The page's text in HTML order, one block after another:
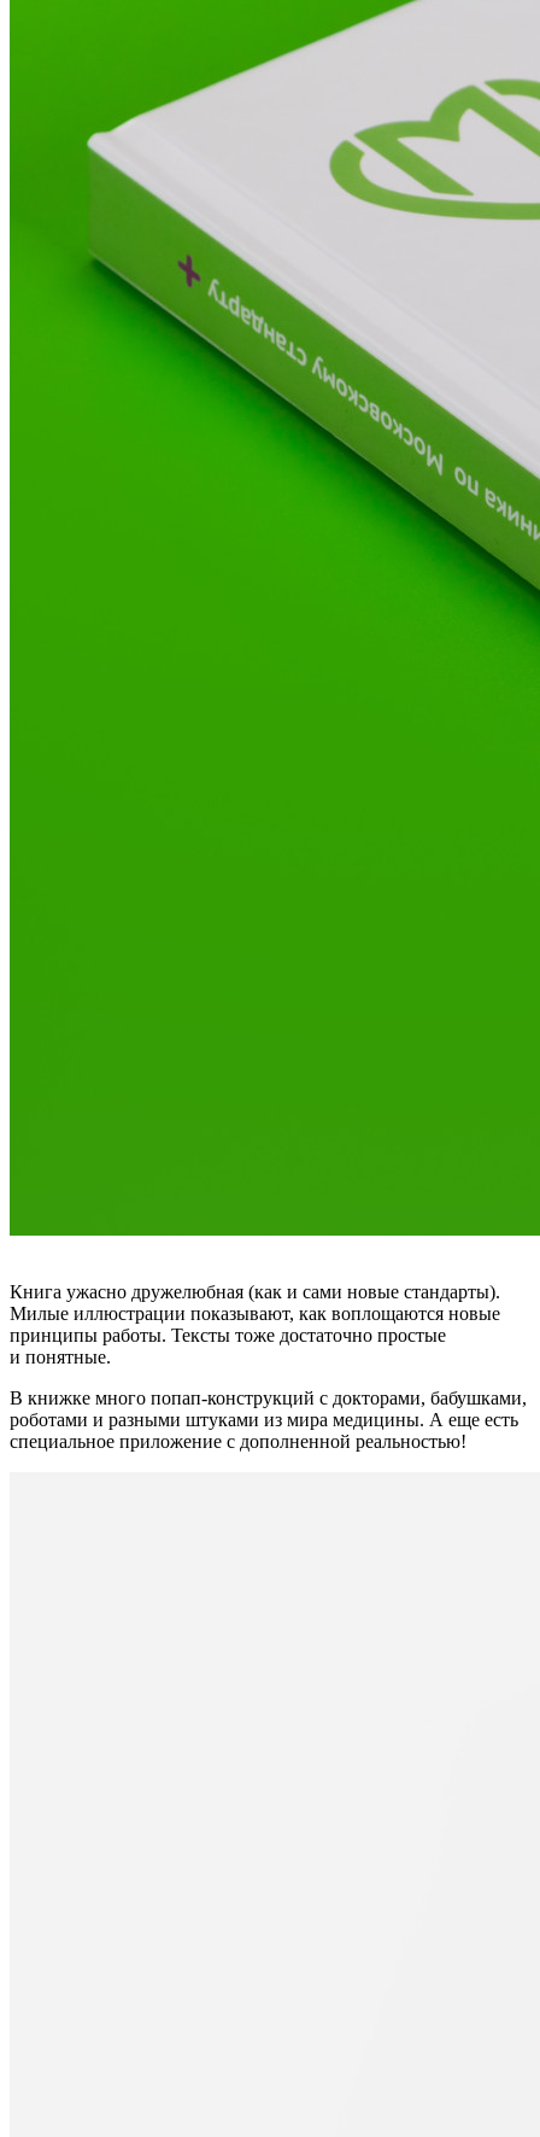
Книга ужасно дружелюбная (как и сами новые стандарты).
Милые иллюстрации показывают, как воплощаются новые
принципы работы. Тексты тоже достаточно простые
и понятные.
В книжке много попап-конструкций с докторами, бабушками,
роботами и разными штуками из мира медицины. А еще есть
специальное приложение с дополненной реальностью!